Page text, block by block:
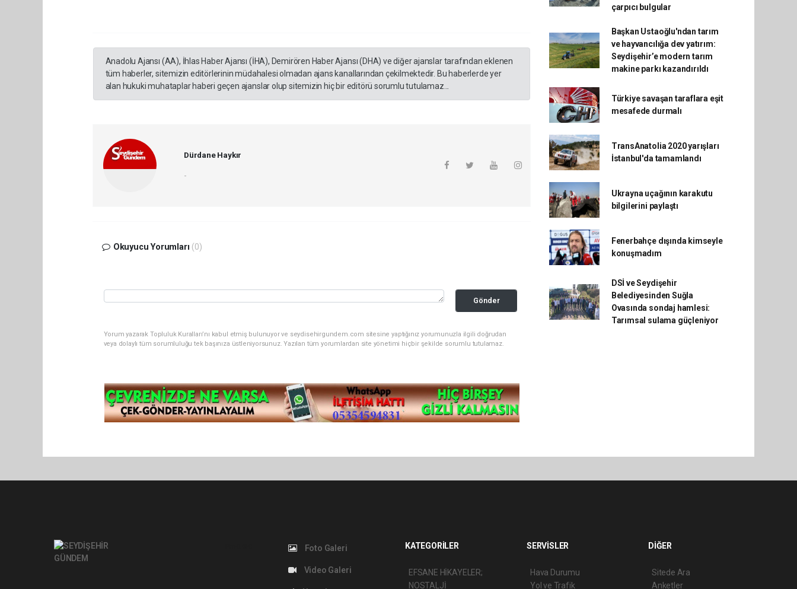
Anadolu Ajansı (AA), İhlas Haber Ajansı (İHA), Demirören Haber Ajansı (DHA) ve diğer ajanslar tarafından eklenen
tüm haberler, sitemizin editörlerinin müdahalesi olmadan ajans kanallarından çekilmektedir. Bu haberlerde yer
alan hukuki muhataplar haberi geçen ajanslar olup sitemizin hiç bir editörü sorumlu tutulamaz...
Dürdane Haykır
-
Okuyucu Yorumları (0)
Gönder
Yorum yazarak Topluluk Kuralları’nı kabul etmiş bulunuyor ve seydisehirgundem.com sitesine yaptığınız yorumunuzla ilgili doğrudan
veya dolaylı tüm sorumluluğu tek başınıza üstleniyorsunuz. Yazılan tüm yorumlardan site yönetimi hiçbir şekilde sorumlu tutulamaz.
çarpıcı bulgular
Başkan Ustaoğlu'ndan tarım
ve hayvancılığa dev yatırım:
Seydişehir’e modern tarım
makine parkı kazandırıldı
Türkiye savaşan taraflara eşit
mesafede durmalı
TransAnatolia 2020 yarışları
İstanbul'da tamamlandı
Ukrayna uçağının karakutu
bilgilerini paylaştı
Fenerbahçe dışında kimseyle
konuşmadım
DSİ ve Seydişehir
Belediyesinden Suğla
Ovasında sondaj hamlesi:
Tarımsal sulama güçleniyor
Foto Galeri
Video Galeri
KATEGORİLER
EFSANE HİKAYELER;
NOSTALJİ
SERVİSLER
Hava Durumu
Yol ve Trafik
DİĞER
Sitede Ara
Anketler